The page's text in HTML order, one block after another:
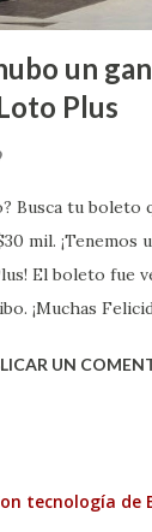
un
Plus
Busca tu boleto
mil. ¡Tenemos
El boleto fue
¡Muchas
UN
tecnología de